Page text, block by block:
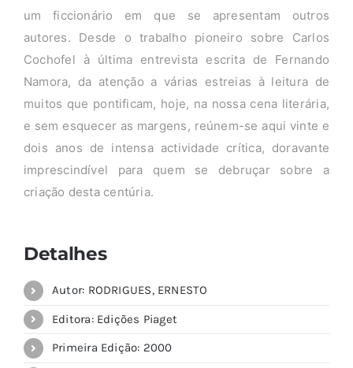
um ficcionário em que se apresentam outros
autores. Desde o trabalho pioneiro sobre Carlos
Cochofel à última entrevista escrita de Fernando
Namora, da atenção a várias estreias à leitura de
muitos que pontificam, hoje, na nossa cena literária,
e sem esquecer as margens, reúnem-se aqui vinte e
dois anos de intensa actividade crítica, doravante
imprescindível para quem se debruçar sobre a
criação desta centúria.
Detalhes
Autor: RODRIGUES, ERNESTO
Editora: Edições Piaget
Primeira Edição: 2000